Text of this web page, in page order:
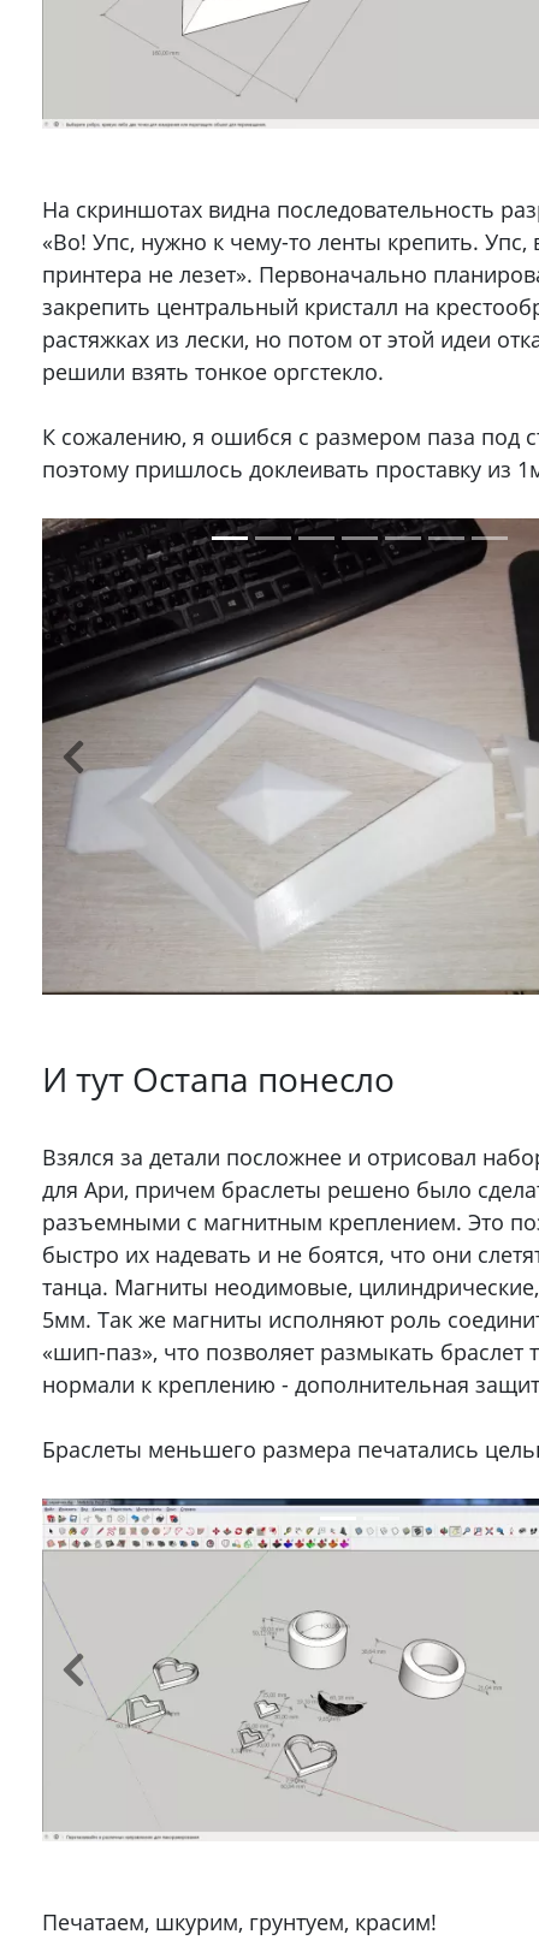
На скриншотах видна последовательность
«Во! Упс, нужно к чему-то ленты крепить. Упс,
принтера не лезет». Первоначально
закрепить центральный кристалл на
растяжках из лески, но потом от этой идеи
решили взять тонкое оргстекло.
К сожалению, я ошибся с размером паза под
поэтому пришлось доклеивать проставку из
И тут Остапа понесло
Взялся за детали посложнее и отрисовал
для Ари, причем браслеты решено было
разъемными с магнитным креплением. Это
быстро их надевать и не боятся, что они
танца. Магниты неодимовые,
5мм. Так же магниты исполняют роль
«шип-паз», что позволяет размыкать браслет
нормали к креплению - дополнительная
Браслеты меньшего размера печатались
Печатаем, шкурим, грунтуем, красим!